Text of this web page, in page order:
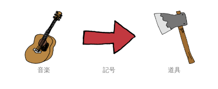
音楽 記号 道具